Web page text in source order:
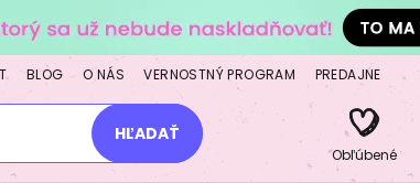
BLOG O NÁS VERNOSTNÝ PROGRAM PREDAJNE
HĽADAŤ
Obľúbené